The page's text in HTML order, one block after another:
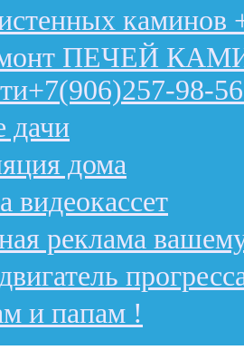
каминов
ПЕЧЕЙ
98-
дачи
дома
видеокассет
реклама
и папам !